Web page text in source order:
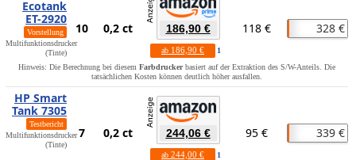
Ecotank
ET-2920
Vorstellung
Multifunktionsdrucker
(Tinte)
10 0,2 ct 186,90 €
ab 186,90 € 1
118 € 328 €
Hinweis: Die Berechnung bei diesem Farbdruckerbasiert auf der Extraktion des S/W-Anteils. Die
tatsächlichen Kosten können deutlich höher ausfallen.
HP Smart
Tank 7305
Testbericht
Multifunktionsdrucker
(Tinte)
7 0,2 ct 244,06 €
ab 244,00 € 1
95 € 339 €